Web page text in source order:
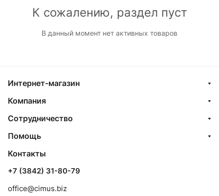
К сожалению, раздел пуст
В данный момент нет активных товаров
Интернет-магазин
Компания
Сотрудничество
Помощь
Контакты
+7 (3842) 31-80-79
office@cimus.biz